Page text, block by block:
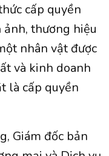
cấp quyền
thương hiệu
nhân vật được
và kinh doanh
là cấp quyền
Giám đốc bản